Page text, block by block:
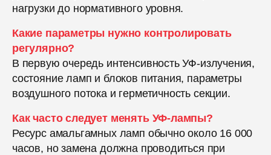
нагрузки до нормативного уровня.
Какие параметры нужно контролировать
регулярно?
В первую очередь интенсивность УФ-излучения,
состояние ламп и блоков питания, параметры
воздушного потока и герметичность секции.
Как часто следует менять УФ-лампы?
Ресурс амальгамных ламп обычно около 16 000
часов, но замена должна проводиться при